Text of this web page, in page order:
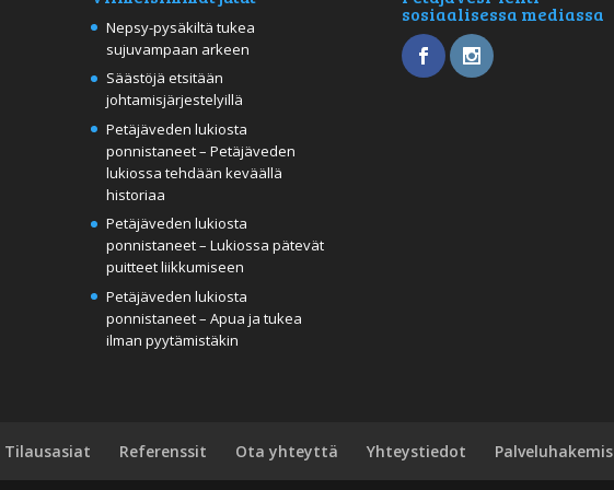
Nepsy-pysäkiltä tukea
sujuvampaan arkeen
Säästöjä etsitään
johtamisjärjestelyillä
Petäjäveden lukiosta
ponnistaneet – Petäjäveden
lukiossa tehdään keväällä
historiaa
Petäjäveden lukiosta
ponnistaneet – Lukiossa pätevät
puitteet liikkumiseen
Petäjäveden lukiosta
ponnistaneet – Apua ja tukea
ilman pyytämistäkin
sosiaalisessa mediassa
Tilausasiat Referenssit Ota yhteyttä Yhteystiedot